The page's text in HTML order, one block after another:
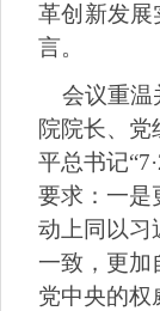
革创新发展
言。
会议重温
院院长、党
平总书记
要求：一是
动上同以习
一致，更加
党中央的权